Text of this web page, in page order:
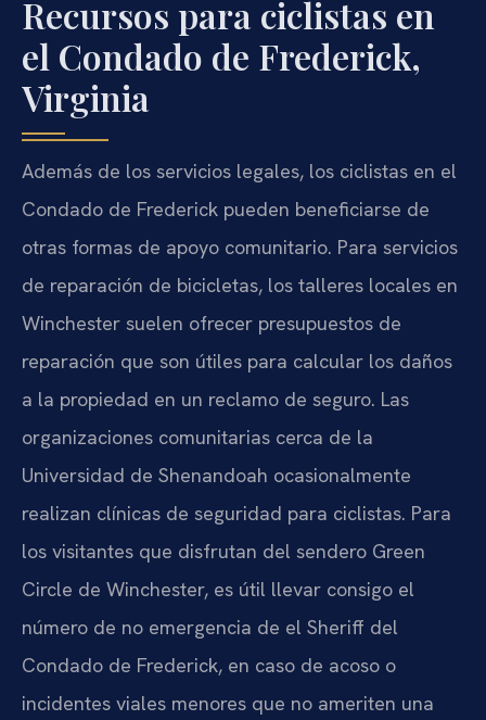
Recursos para ciclistas en
el Condado de Frederick,
Virginia
Además de los servicios legales, los ciclistas en el
Condado de Frederick pueden beneficiarse de
otras formas de apoyo comunitario. Para servicios
de reparación de bicicletas, los talleres locales en
Winchester suelen ofrecer presupuestos de
reparación que son útiles para calcular los daños
a la propiedad en un reclamo de seguro. Las
organizaciones comunitarias cerca de la
Universidad de Shenandoah ocasionalmente
realizan clínicas de seguridad para ciclistas. Para
los visitantes que disfrutan del sendero Green
Circle de Winchester, es útil llevar consigo el
número de no emergencia de el Sheriff del
Condado de Frederick, en caso de acoso o
incidentes viales menores que no ameriten una